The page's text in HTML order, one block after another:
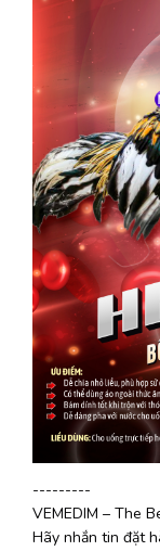
---------
VEMEDIM – The
Hãy nhắn tin đặt